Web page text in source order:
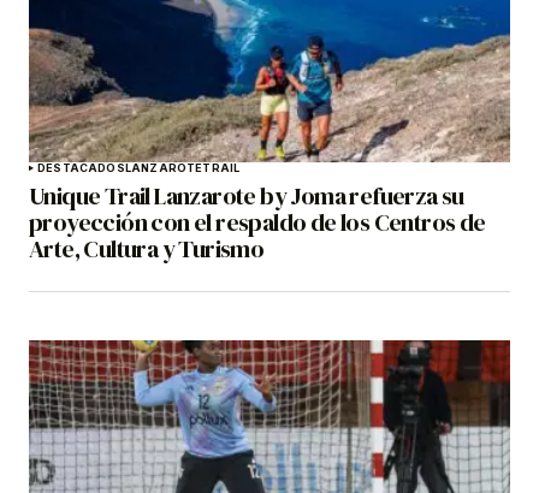
DESTACADOSLANZAROTETRAIL
Unique Trail Lanzarote by Joma refuerza su
proyección con el respaldo de los Centros de
Arte, Cultura y Turismo